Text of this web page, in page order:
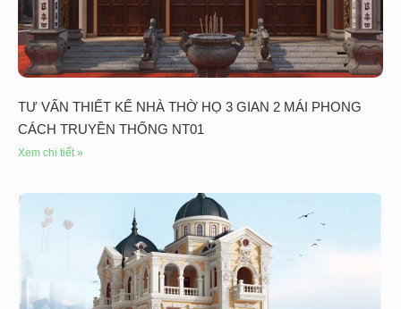
TƯ VẤN THIẾT KẾ NHÀ THỜ HỌ 3 GIAN 2 MÁI PHONG
CÁCH TRUYỀN THỐNG NT01
Xem chi tiết »